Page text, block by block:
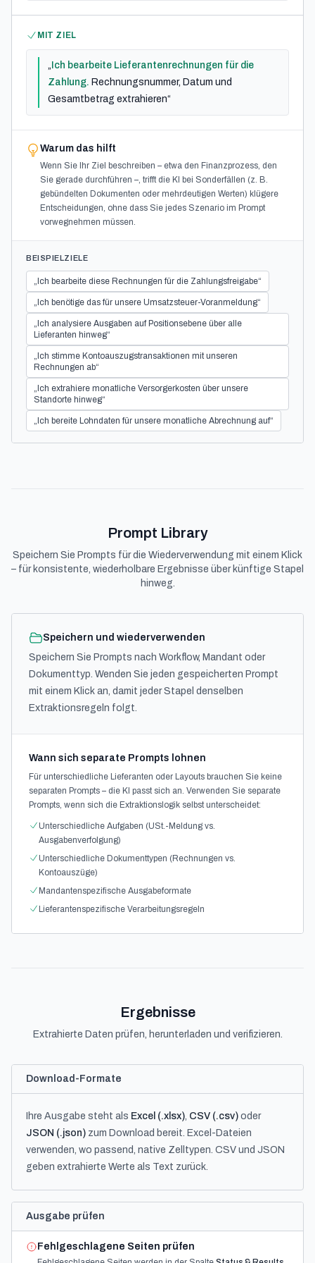
MIT ZIEL
„ Ich bearbeite Lieferantenrechnungen für die
Zahlung. Rechnungsnummer, Datum und
Gesamtbetrag extrahieren“
Warum das hilft
Wenn Sie Ihr Ziel beschreiben – etwa den Finanzprozess, den
Sie gerade durchführen –, trifft die KI bei Sonderfällen (z. B.
gebündelten Dokumenten oder mehrdeutigen Werten) klügere
Entscheidungen, ohne dass Sie jedes Szenario im Prompt
vorwegnehmen müssen.
BEISPIELZIELE
„Ich bearbeite diese Rechnungen für die Zahlungsfreigabe“
„Ich benötige das für unsere Umsatzsteuer-Voranmeldung“
„Ich analysiere Ausgaben auf Positionsebene über alle
Lieferanten hinweg“
„Ich stimme Kontoauszugstransaktionen mit unseren
Rechnungen ab“
„Ich extrahiere monatliche Versorgerkosten über unsere
Standorte hinweg“
„Ich bereite Lohndaten für unsere monatliche Abrechnung auf“
Prompt Library
Speichern Sie Prompts für die Wiederverwendung mit einem Klick
– für konsistente, wiederholbare Ergebnisse über künftige Stapel
hinweg.
Speichern und wiederverwenden
Speichern Sie Prompts nach Workflow, Mandant oder
Dokumenttyp. Wenden Sie jeden gespeicherten Prompt
mit einem Klick an, damit jeder Stapel denselben
Extraktionsregeln folgt.
Wann sich separate Prompts lohnen
Für unterschiedliche Lieferanten oder Layouts brauchen Sie keine
separaten Prompts – die KI passt sich an. Verwenden Sie separate
Prompts, wenn sich die Extraktionslogik selbst unterscheidet:
Unterschiedliche Aufgaben (USt.-Meldung vs.
Ausgabenverfolgung)
Unterschiedliche Dokumenttypen (Rechnungen vs.
Kontoauszüge)
Mandantenspezifische Ausgabeformate
Lieferantenspezifische Verarbeitungsregeln
Ergebnisse
Extrahierte Daten prüfen, herunterladen und verifizieren.
Download-Formate
Ihre Ausgabe steht als Excel (.xlsx), CSV (.csv) oder
JSON (.json) zum Download bereit. Excel-Dateien
verwenden, wo passend, native Zelltypen. CSV und JSON
geben extrahierte Werte als Text zurück.
Ausgabe prüfen
Fehlgeschlagene Seiten prüfen